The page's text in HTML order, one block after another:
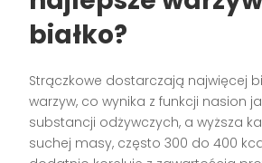
białko?
Strączkowe dostarczają najwięcej
warzyw, co wynika z funkcji nasion
substancji odżywczych, a wyższa
suchej masy, często 300 do 400